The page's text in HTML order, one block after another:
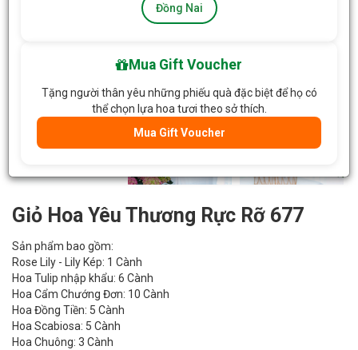
Giỏ Hoa Yêu Thương Rực Rỡ 677
Sản phẩm bao gồm:
Rose Lily - Lily Kép: 1 Cành
Hoa Tulip nhập khẩu: 6 Cành
Hoa Cẩm Chướng Đơn: 10 Cành
Hoa Đồng Tiền: 5 Cành
Hoa Scabiosa: 5 Cành
Hoa Chuông: 3 Cành
Đồng Nai
Mua Gift Voucher
Tặng người thân yêu những phiếu quà đặc biệt để họ có
thể chọn lựa hoa tươi theo sở thích.
Mua Gift Voucher